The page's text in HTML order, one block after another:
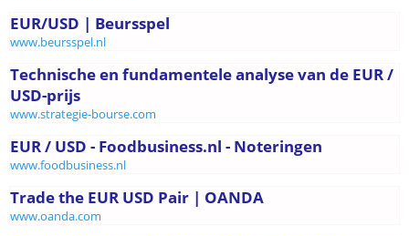
EUR/USD | Beursspel
www.beursspel.nl
Technische en fundamentele analyse van de EUR /
USD-prijs
www.strategie-bourse.com
EUR / USD - Foodbusiness.nl - Noteringen
www.foodbusiness.nl
Trade the EUR USD Pair | OANDA
www.oanda.com